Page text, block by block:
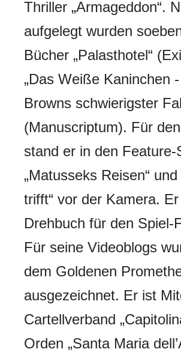
Thriller „Armageddon“.
aufgelegt wurden
Bücher „Palasthotel“
„Das Weiße Kaninchen
Browns schwierigster
(Manuscriptum). Für
stand er in den Feature-
„Matusseks Reisen“
trifft“ vor der Kamera.
Drehbuch für den Spiel-
Für seine Videoblogs
dem Goldenen
ausgezeichnet. Er ist
Cartellverband
Orden „Santa Maria